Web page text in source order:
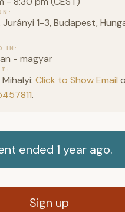
Jurányi 1-3, Budapest,
IN
- magyar
Mihalyi:Click to Show Email
.
ended 1 year ago.
Sign up